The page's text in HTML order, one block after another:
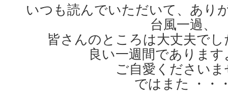
いつも読んでいただいて、あり
台風一過、
皆さんのところは大丈夫で
良い一週間でありま
ご自愛くださいま
ではまた ・・